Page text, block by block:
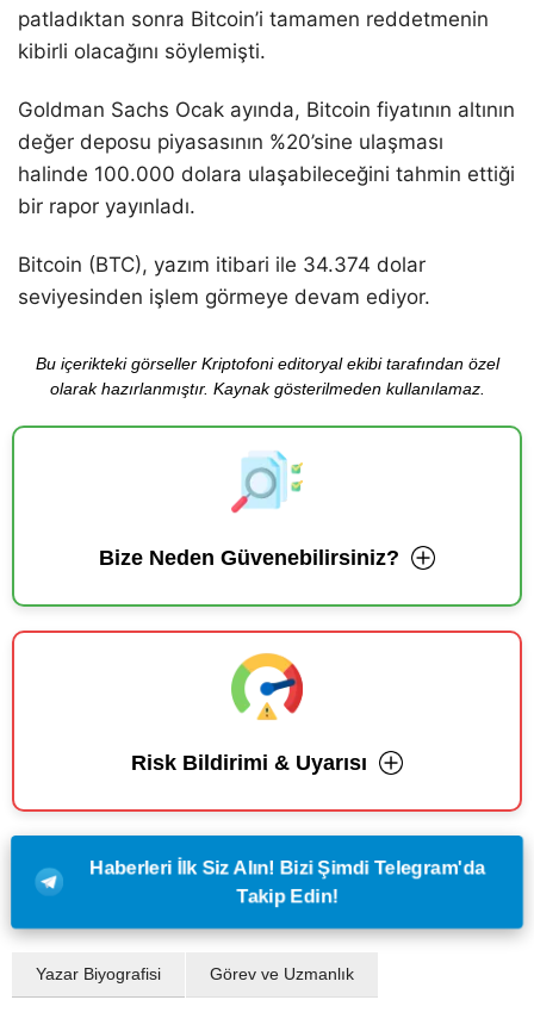
patladıktan sonra Bitcoin’i tamamen reddetmenin
kibirli olacağını söylemişti.
Goldman Sachs Ocak ayında, Bitcoin fiyatının altının
değer deposu piyasasının %20’sine ulaşması
halinde 100.000 dolara ulaşabileceğini tahmin ettiği
bir rapor yayınladı.
Bitcoin (BTC), yazım itibari ile 34.374 dolar
seviyesinden işlem görmeye devam ediyor.
Bu içerikteki görseller Kriptofoni editoryal ekibi tarafından özel
olarak hazırlanmıştır. Kaynak gösterilmeden kullanılamaz.
Bize Neden Güvenebilirsiniz?
Risk Bildirimi & Uyarısı
Haberleri İlk Siz Alın! Bizi Şimdi Telegram'da
Takip Edin!
Yazar Biyografisi Görev ve Uzmanlık